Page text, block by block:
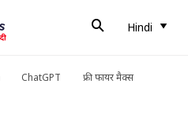
Hindi
ChatGPT
फ्री फायर मैक्स